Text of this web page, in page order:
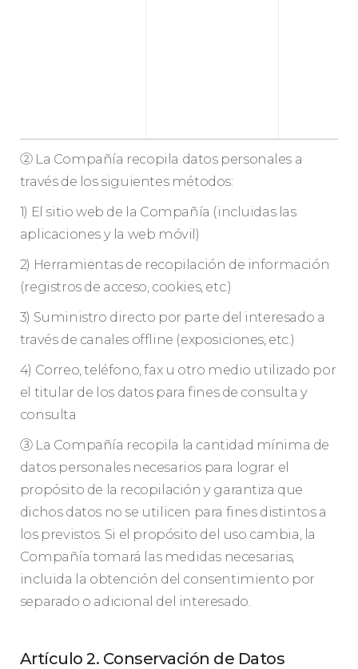
② La Compañía recopila datos personales a
través de los siguientes métodos:
1) El sitio web de la Compañía (incluidas las
aplicaciones y la web móvil)
2) Herramientas de recopilación de información
(registros de acceso, cookies, etc.)
3) Suministro directo por parte del interesado a
través de canales offline (exposiciones, etc.)
4) Correo, teléfono, fax u otro medio utilizado por
el titular de los datos para fines de consulta y
consulta
③ La Compañía recopila la cantidad mínima de
datos personales necesarios para lograr el
propósito de la recopilación y garantiza que
dichos datos no se utilicen para fines distintos a
los previstos. Si el propósito del uso cambia, la
Compañía tomará las medidas necesarias,
incluida la obtención del consentimiento por
separado o adicional del interesado.
Artículo 2. Conservación de Datos